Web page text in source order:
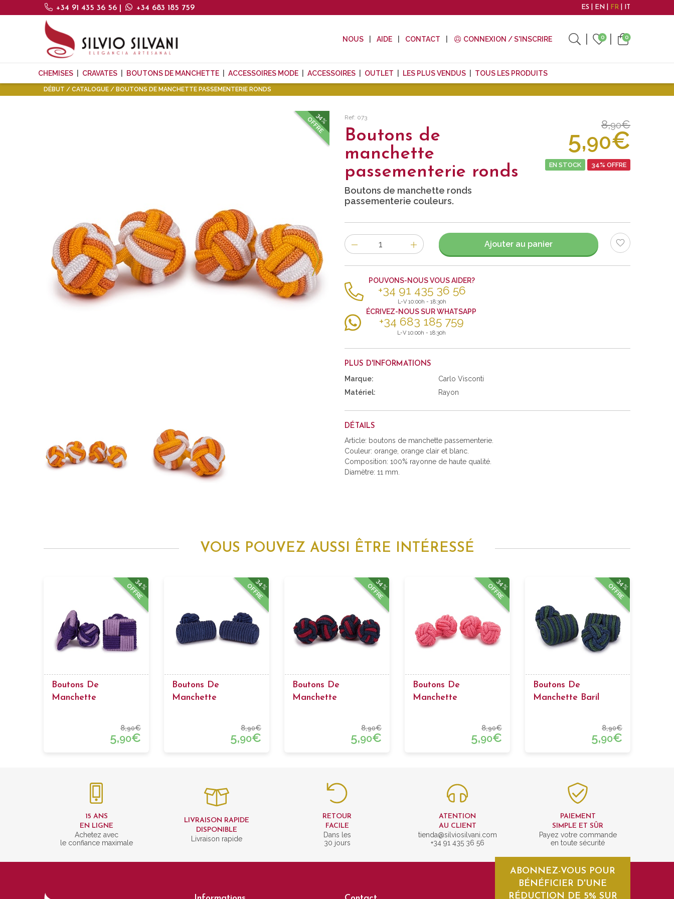
+34 91 435 36 56 +34 683 185 759 ES EN FR IT
NOUS AIDE CONTACT CONNEXION / S'INSCRIRE 0 0
CHEMISES CRAVATES BOUTONS DE MANCHETTE ACCESSOIRES MODE ACCESSOIRES OUTLET LES PLUS VENDUS TOUS LES PRODUITS
DÉBUT CATALOGUE BOUTONS DE MANCHETTE PASSEMENTERIE RONDS
34%
OFFRE Ref: 073
Boutons de
manchette
passementerie ronds
Boutons de manchette ronds
passementerie couleurs.
8,90€
5,90€
EN STOCK 34% OFFRE
Nombre
d'items
Ajouter au panier
POUVONS-NOUS VOUS AIDER?
+34 91 435 36 56
L-V 10:00h - 18:30h
ÉCRIVEZ-NOUS SUR WHATSAPP
+34 683 185 759
L-V 10:00h - 18:30h
PLUS D'INFORMATIONS
Marque:
Carlo Visconti
Matériel:
Rayon
DÉTAILS
Article: boutons de manchette passementerie.
Couleur: orange, orange clair et blanc.
Composition: 100% rayonne de haute qualité.
Diamètre: 11 mm.
VOUS POUVEZ AUSSI ÊTRE INTÉRESSÉ
34%
OFFRE
Boutons De
Manchette
8,90€
5,90€
34%
OFFRE
Boutons De
Manchette
8,90€
5,90€
34%
OFFRE
Boutons De
Manchette
8,90€
5,90€
34%
OFFRE
Boutons De
Manchette
Couleur Rose Fraise
8,90€
5,90€
34%
OFFRE
Boutons De
Manchette Baril
8,90€
5,90€
15 ANS
EN LIGNE
Achetez avec
le confiance maximale
LIVRAISON RAPIDE
DISPONIBLE
Livraison rapide
RETOUR
FACILE
Dans les
30 jours
ATENTION
AU CLIENT
tienda@silviosilvani.com
+34 91 435 36 56
PAIEMENT
SIMPLE ET SÛR
Payez votre commande
en toute sécurité
ABONNEZ-VOUS POUR
BÉNÉFICIER D'UNE
RÉDUCTION DE 5% SUR